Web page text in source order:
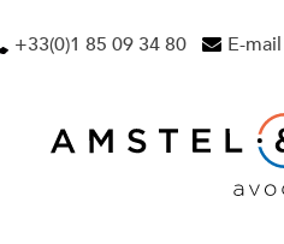
+33(0)1 85 09 34 80 E-mail